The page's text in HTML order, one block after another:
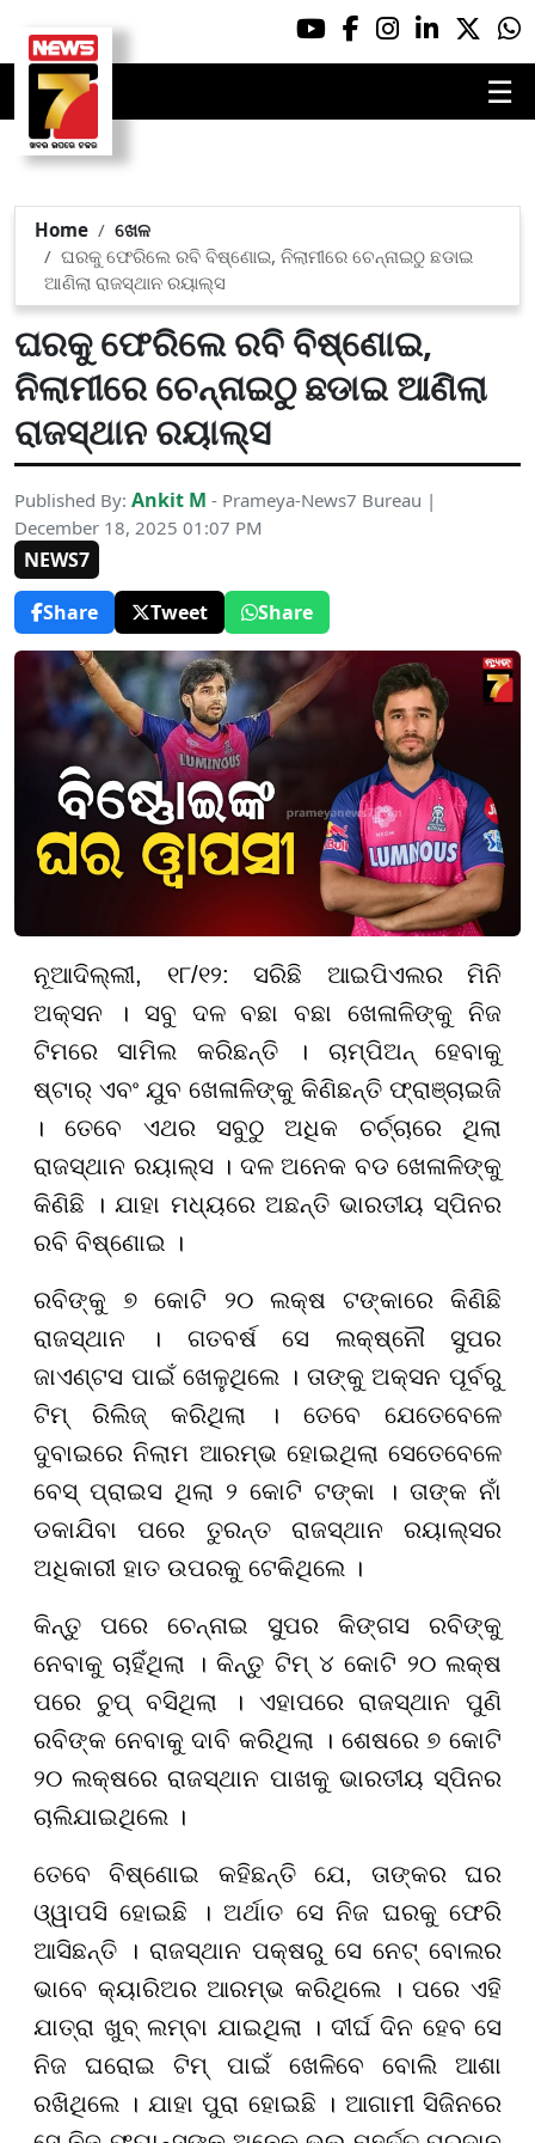
☰
Home
ଖେଳ
ଘରକୁ ଫେରିଲେ ରବି ବିଷ୍ଣୋଇ, ନିଲାମୀରେ ଚେନ୍ନାଇଠୁ ଛଡାଇ
ଆଣିଲା ରାଜସ୍ଥାନ ରୟାଲ୍ସ
ଘରକୁ ଫେରିଲେ ରବି ବିଷ୍ଣୋଇ,
ନିଲାମୀରେ ଚେନ୍ନାଇଠୁ ଛଡାଇ ଆଣିଲା
ରାଜସ୍ଥାନ ରୟାଲ୍ସ
Published By: Ankit M - Prameya-News7 Bureau |
December 18, 2025 01:07 PM
NEWS7
Share
Tweet Share
ନୂଆଦିଲ୍ଲୀ, ୧୮/୧୨: ସରିଛି ଆଇପିଏଲର ମିନି
ଅକ୍ସନ । ସବୁ ଦଳ ବଛା ବଛା ଖେଳାଳିଙ୍କୁ ନିଜ
ଟିମରେ ସାମିଲ କରିଛନ୍ତି । ଚାମ୍ପିଅନ୍ ହେବାକୁ
ଷ୍ଟାର୍ ଏବଂ ଯୁବ ଖେଳାଳିଙ୍କୁ କିଣିଛନ୍ତି ଫ୍ରାଞ୍ଚାଇଜି
। ତେବେ ଏଥର ସବୁଠୁ ଅଧିକ ଚର୍ଚ୍ଚାରେ ଥିଲା
ରାଜସ୍ଥାନ ରୟାଲ୍ସ । ଦଳ ଅନେକ ବଡ ଖେଳାଳିଙ୍କୁ
କିଣିଛି । ଯାହା ମଧ୍ୟରେ ଅଛନ୍ତି ଭାରତୀୟ ସ୍ପିନର
ରବି ବିଷ୍ଣୋଇ ।
ରବିଙ୍କୁ ୭ କୋଟି ୨୦ ଲକ୍ଷ ଟଙ୍କାରେ କିଣିଛି
ରାଜସ୍ଥାନ । ଗତବର୍ଷ ସେ ଲକ୍ଷ୍ନୌ ସୁପର
ଜାଏଣ୍ଟସ ପାଇଁ ଖେଳୁଥିଲେ । ତାଙ୍କୁ ଅକ୍ସନ ପୂର୍ବରୁ
ଟିମ୍ ରିଲିଜ୍ କରିଥିଲା । ତେବେ ଯେତେବେଳେ
ଦୁବାଇରେ ନିଲାମ ଆରମ୍ଭ ହୋଇଥିଲା ସେତେବେଳେ
ବେସ୍ ପ୍ରାଇସ ଥିଲା ୨ କୋଟି ଟଙ୍କା । ତାଙ୍କ ନାଁ
ଡକାଯିବା ପରେ ତୁରନ୍ତ ରାଜସ୍ଥାନ ରୟାଲ୍ସର
ଅଧିକାରୀ ହାତ ଉପରକୁ ଟେକିଥିଲେ ।
କିନ୍ତୁ ପରେ ଚେନ୍ନାଇ ସୁପର କିଙ୍ଗସ ରବିଙ୍କୁ
ନେବାକୁ ଚାହିଁଥିଲା । କିନ୍ତୁ ଟିମ୍ ୪ କୋଟି ୨୦ ଲକ୍ଷ
ପରେ ଚୁପ୍ ବସିଥିଲା । ଏହାପରେ ରାଜସ୍ଥାନ ପୁଣି
ରବିଙ୍କ ନେବାକୁ ଦାବି କରିଥିଲା । ଶେଷରେ ୭ କୋଟି
୨୦ ଲକ୍ଷରେ ରାଜସ୍ଥାନ ପାଖକୁ ଭାରତୀୟ ସ୍ପିନର
ଚାଲିଯାଇଥିଲେ ।
ତେବେ ବିଷ୍ଣୋଇ କହିଛନ୍ତି ଯେ, ତାଙ୍କର ଘର
ଓ୍ୱାପସି ହୋଇଛି । ଅର୍ଥାତ ସେ ନିଜ ଘରକୁ ଫେରି
ଆସିଛନ୍ତି । ରାଜସ୍ଥାନ ପକ୍ଷରୁ ସେ ନେଟ୍ ବୋଲର
ଭାବେ କ୍ୟାରିଅର ଆରମ୍ଭ କରିଥିଲେ । ପରେ ଏହି
ଯାତ୍ରା ଖୁବ୍ ଲମ୍ବା ଯାଇଥିଲା । ଦୀର୍ଘ ଦିନ ହେବ ସେ
ନିଜ ଘରୋଇ ଟିମ୍ ପାଇଁ ଖେଳିବେ ବୋଲି ଆଶା
ରଖିଥିଲେ । ଯାହା ପୁରା ହୋଇଛି । ଆଗାମୀ ସିଜିନରେ